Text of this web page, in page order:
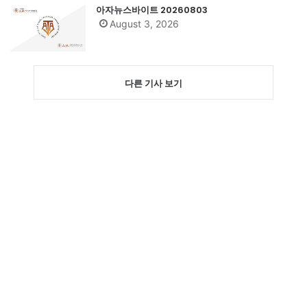
아자뉴스바이트 20260803
August 3, 2026
다른 기사 보기